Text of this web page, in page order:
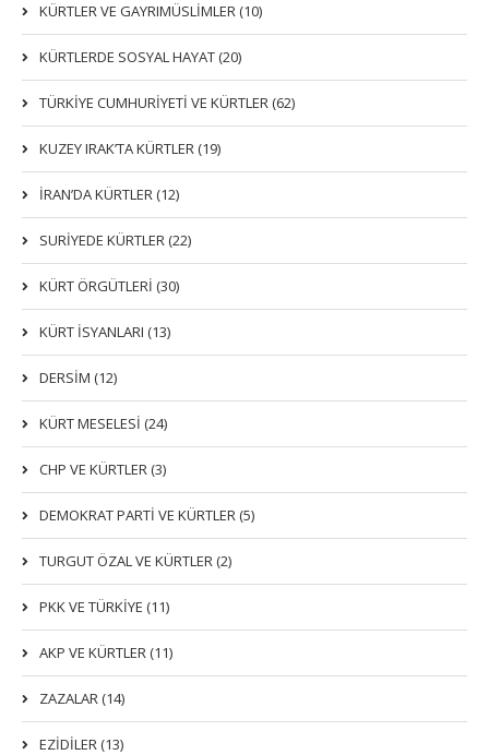
KÜRTLER VE GAYRIMÜSLIMLER (10)
KÜRTLERDE SOSYAL HAYAT (20)
TÜRKİYE CUMHURİYETİ VE KÜRTLER (62)
KUZEY IRAK’TA KÜRTLER (19)
İRAN’DA KÜRTLER (12)
SURİYEDE KÜRTLER (22)
KÜRT ÖRGÜTLERİ (30)
KÜRT İSYANLARI (13)
DERSIM (12)
KÜRT MESELESİ (24)
CHP VE KÜRTLER (3)
DEMOKRAT PARTI VE KÜRTLER (5)
TURGUT ÖZAL VE KÜRTLER (2)
PKK VE TÜRKIYE (11)
AKP VE KÜRTLER (11)
ZAZALAR (14)
EZIDILER (13)